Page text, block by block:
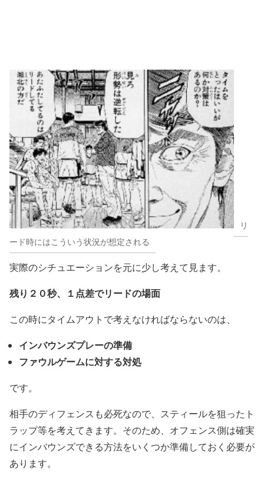
リ
ード時にはこういう状況が想定される
実際のシチュエーションを元に少し考えて見ます。
残り２０秒、１点差でリードの場面
この時にタイムアウトで考えなければならないのは、
インバウンズプレーの準備
ファウルゲームに対する対処
です。
相手のディフェンスも必死なので、スティールを狙ったト
ラップ等を考えてきます。そのため、オフェンス側は確実
にインバウンズできる方法をいくつか準備しておく必要が
あります。